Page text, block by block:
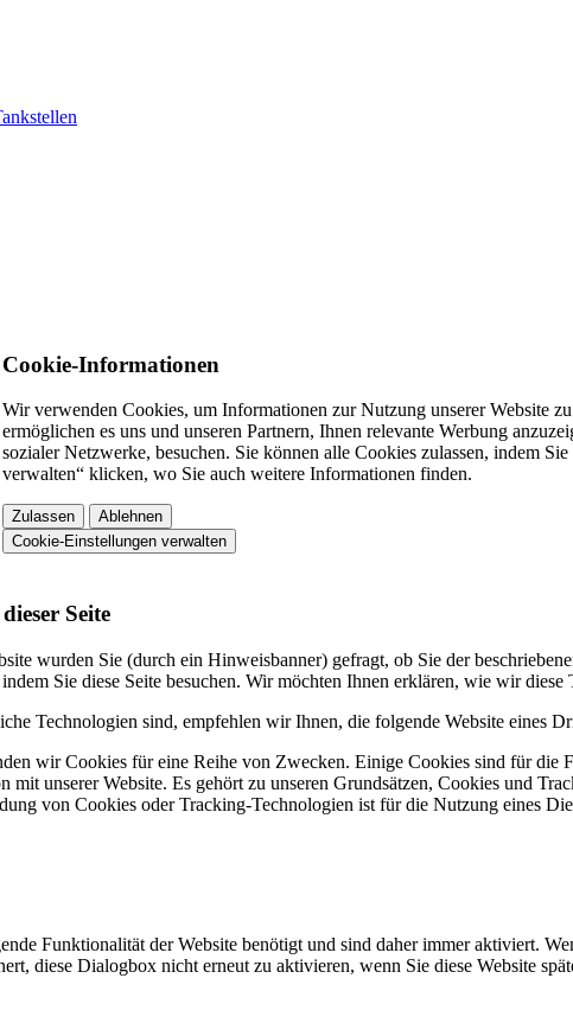
Cookie-Informationen
Wir verwenden Cookies, um Informationen zur Nutzung unserer Website
ermöglichen es uns und unseren Partnern, Ihnen relevante Werbung
sozialer Netzwerke, besuchen. Sie können alle Cookies zulassen, indem
verwalten“ klicken, wo Sie auch weitere Informationen finden.
Zulassen
Ablehnen
Cookie-Einstellungen verwalten
Seite
wurden Sie (durch ein Hinweisbanner) gefragt, ob Sie der
Sie diese Seite besuchen. Wir möchten Ihnen erklären, wie wir diese
Technologien sind, empfehlen wir Ihnen, die folgende Website eines
wir Cookies für eine Reihe von Zwecken. Einige Cookies sind für
mit unserer Website. Es gehört zu unseren Grundsätzen, Cookies und
von Cookies oder Tracking-Technologien ist für die Nutzung eines
Funktionalität der Website benötigt und sind daher immer aktiviert.
diese Dialogbox nicht erneut zu aktivieren, wenn Sie diese Website